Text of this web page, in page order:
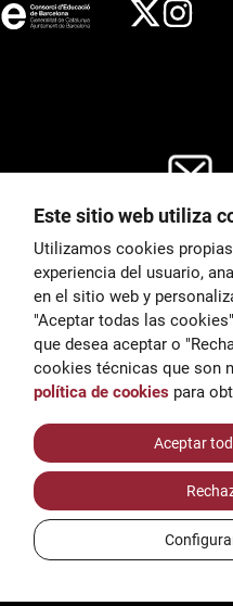
de estudio
rg
Este sitio web utiliza
Utilizamos cookies
experiencia del usuario,
en el sitio web y
"Aceptar todas las
que desea aceptar o
cookies técnicas que son
política de cookies para
Aceptar